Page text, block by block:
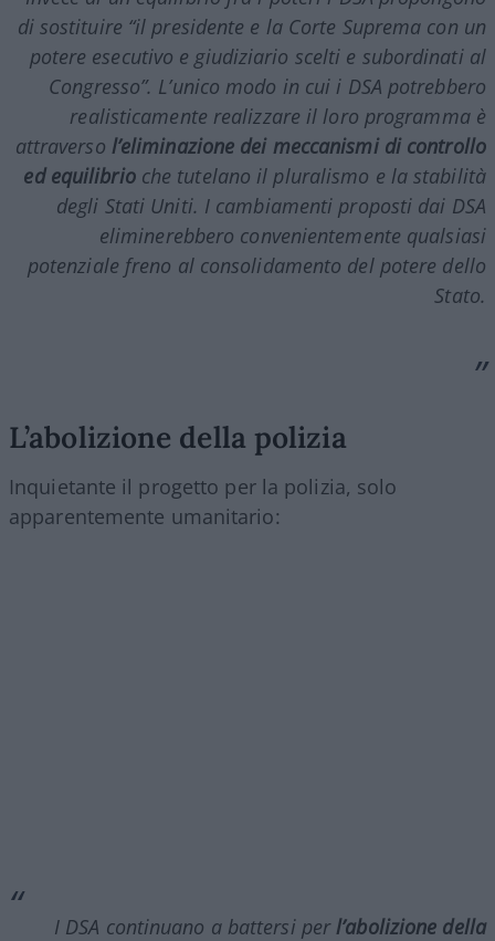
di sostituire “il presidente e la Corte Suprema con un
potere esecutivo e giudiziario scelti e subordinati al
Congresso”. L’unico modo in cui i DSA potrebbero
realisticamente realizzare il loro programma è
attraverso l’eliminazione dei meccanismi di controllo
ed equilibrioche tutelano il pluralismo e la stabilità
degli Stati Uniti. I cambiamenti proposti dai DSA
eliminerebbero convenientemente qualsiasi
potenziale freno al consolidamento del potere dello
Stato.
L’abolizione della polizia
Inquietante il progetto per la polizia, solo
apparentemente umanitario:
I DSA continuano a battersi per l’abolizione della